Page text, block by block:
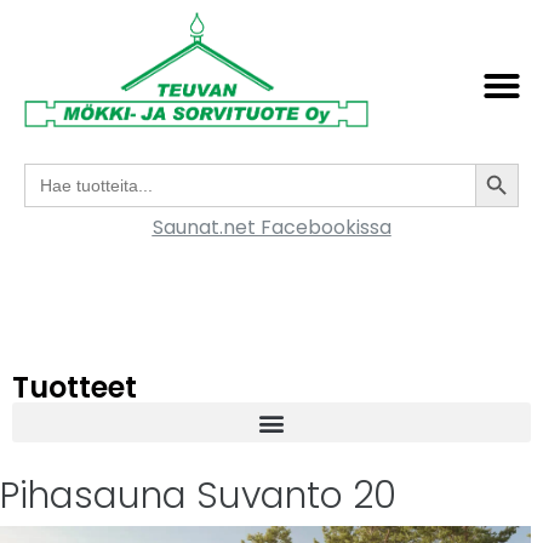
Search
for:
Saunat.net Facebookissa
Tuotteet
Pihasauna Suvanto 20